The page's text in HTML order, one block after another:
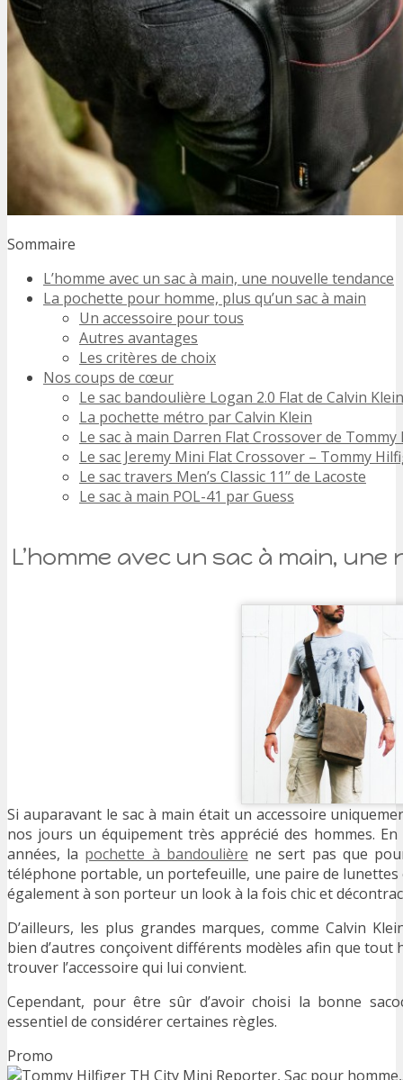
Sommaire
L’homme avec un sac à main, une nouvelle tendance
La pochette pour homme, plus qu’un sac à main
Un accessoire pour tous
Autres avantages
Les critères de choix
Nos coups de cœur
Le sac bandoulière Logan 2.0 Flat de Calvin
La pochette métro par Calvin Klein
Le sac à main Darren Flat Crossover de
Le sac Jeremy Mini Flat Crossover – Tommy
Le sac travers Men’s Classic 11’’ de Lacoste
Le sac à main POL-41 par Guess
L’homme avec un sac à main,
Si auparavant le sac à main était un accessoire
nos jours un équipement très apprécié des hommes.
années, la pochette à bandoulière ne sert pas que
téléphone portable, un portefeuille, une paire de
également à son porteur un look à la fois chic et
D’ailleurs, les plus grandes marques, comme Calvin
bien d’autres conçoivent différents modèles afin que tout
trouver l’accessoire qui lui convient.
Cependant, pour être sûr d’avoir choisi la bonne
essentiel de considérer certaines règles.
Promo